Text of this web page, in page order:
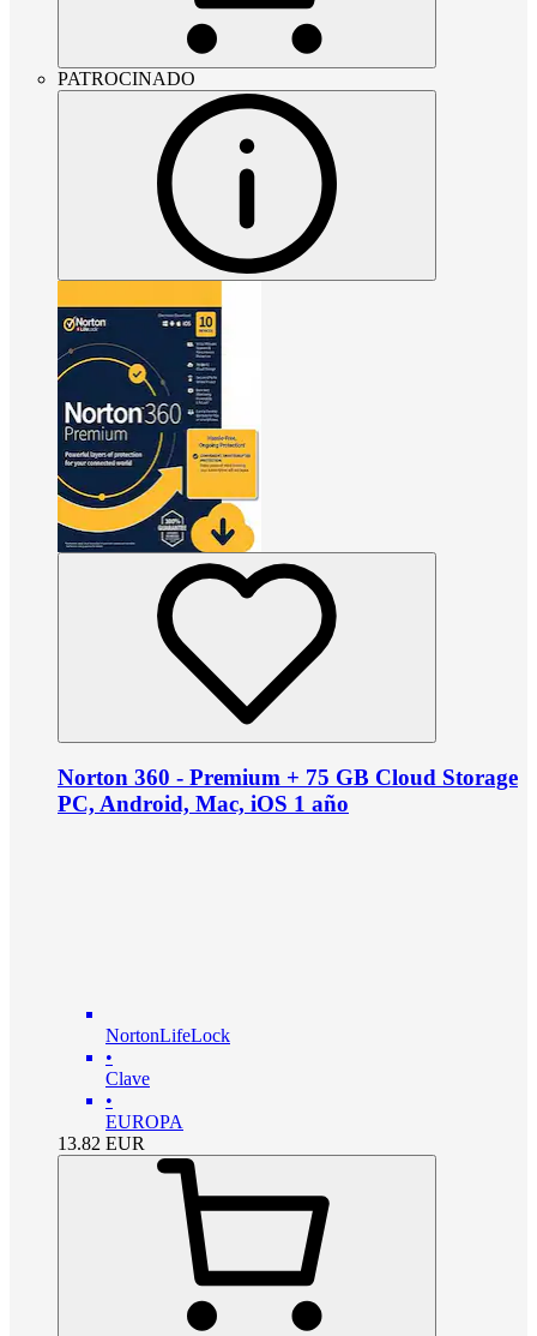
PATROCINADO
Norton 360 - Premium + 75 GB Cloud Storage
PC, Android, Mac, iOS 1 año
NortonLifeLock
•
Clave
•
EUROPA
13.82 EUR